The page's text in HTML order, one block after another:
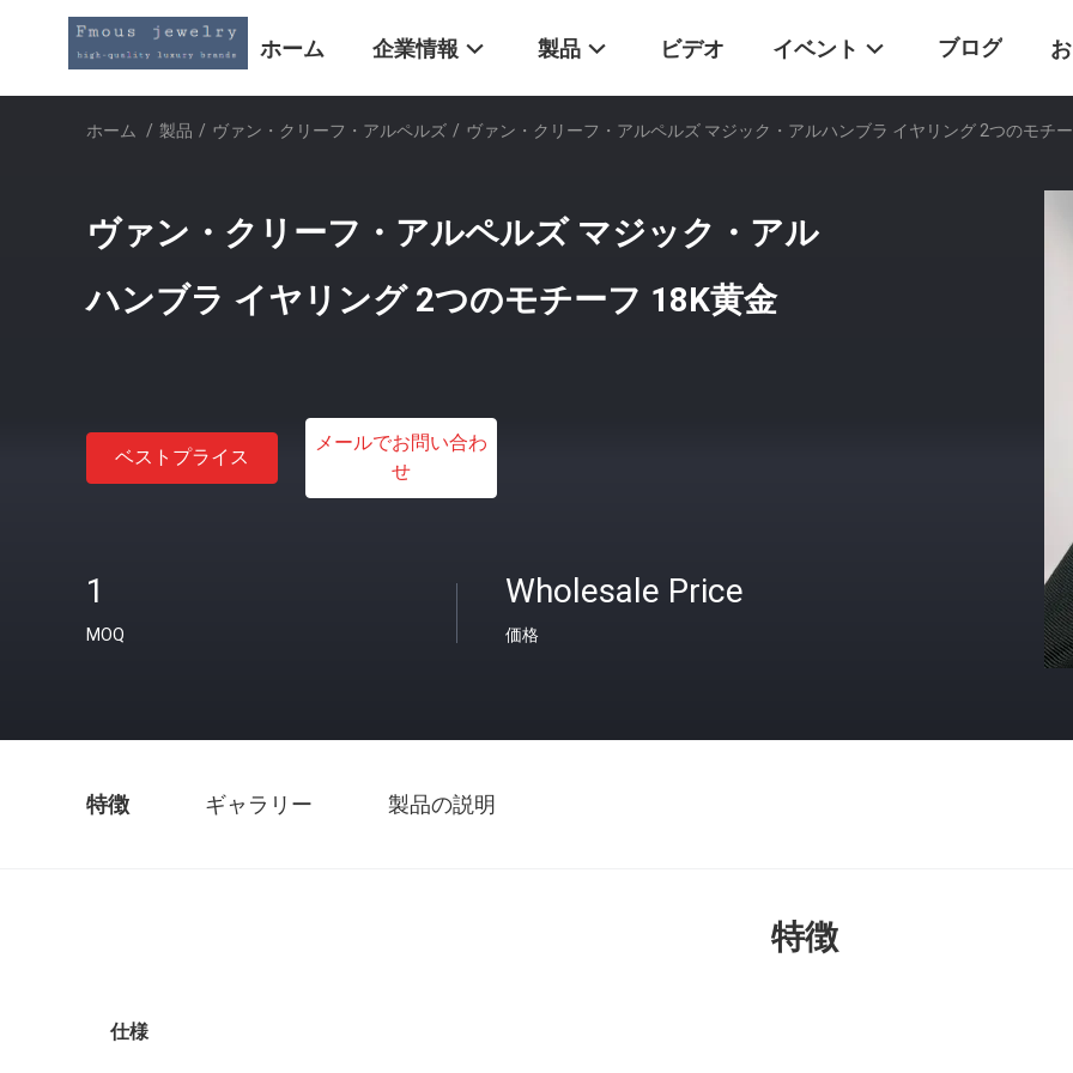
ホーム 企業情報 製品 ビデオ イベント ブログ
ホーム / 製品 / ヴァン・クリーフ・アルペルズ / ヴァン・クリーフ・アルペルズ マジック・アルハンブラ イヤリング 2つのモチ
ヴァン・クリーフ・アルペルズ マジック・アル
ハンブラ イヤリング 2つのモチーフ 18K黄金
ベストプライス
メールでお問い合わ
せ
1
MOQ
Wholesale Price
価格
特徴 ギャラリー 製品の説明
特徴
仕様